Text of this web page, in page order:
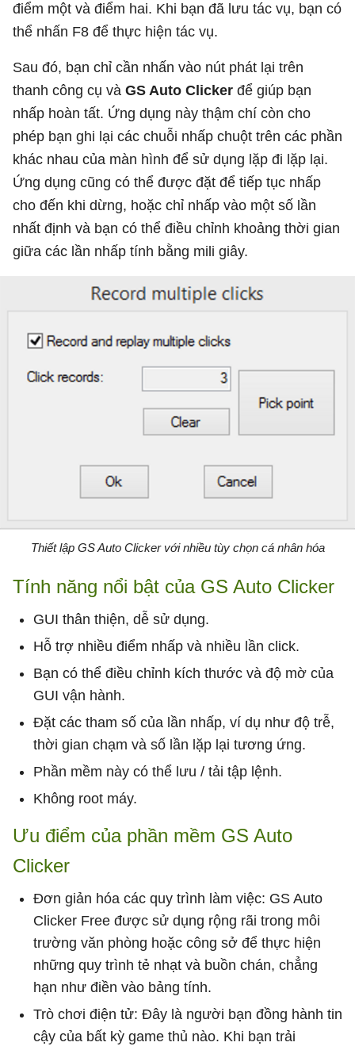
điểm một và điểm hai. Khi bạn đã lưu tác vụ, bạn có
thể nhấn F8 để thực hiện tác vụ.
Sau đó, bạn chỉ cần nhấn vào nút phát lại trên
thanh công cụ và GS Auto Clicker để giúp bạn
nhấp hoàn tất. Ứng dụng này thậm chí còn cho
phép bạn ghi lại các chuỗi nhấp chuột trên các phần
khác nhau của màn hình để sử dụng lặp đi lặp lại.
Ứng dụng cũng có thể được đặt để tiếp tục nhấp
cho đến khi dừng, hoặc chỉ nhấp vào một số lần
nhất định và bạn có thể điều chỉnh khoảng thời gian
giữa các lần nhấp tính bằng mili giây.
Thiết lập GS Auto Clicker với nhiều tùy chọn cá nhân hóa
Tính năng nổi bật của GS Auto Clicker
GUI thân thiện, dễ sử dụng.
Hỗ trợ nhiều điểm nhấp và nhiều lần click.
Bạn có thể điều chỉnh kích thước và độ mờ của
GUI vận hành.
Đặt các tham số của lần nhấp, ví dụ như độ trễ,
thời gian chạm và số lần lặp lại tương ứng.
Phần mềm này có thể lưu / tải tập lệnh.
Không root máy.
Ưu điểm của phần mềm GS Auto
Clicker
Đơn giản hóa các quy trình làm việc: GS Auto
Clicker Free được sử dụng rộng rãi trong môi
trường văn phòng hoặc công sở để thực hiện
những quy trình tẻ nhạt và buồn chán, chẳng
hạn như điền vào bảng tính.
Trò chơi điện tử: Đây là người bạn đồng hành tin
cậy của bất kỳ game thủ nào. Khi bạn trải